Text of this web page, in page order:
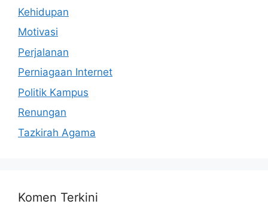
Kehidupan
Motivasi
Perjalanan
Perniagaan Internet
Politik Kampus
Renungan
Tazkirah Agama
Komen Terkini